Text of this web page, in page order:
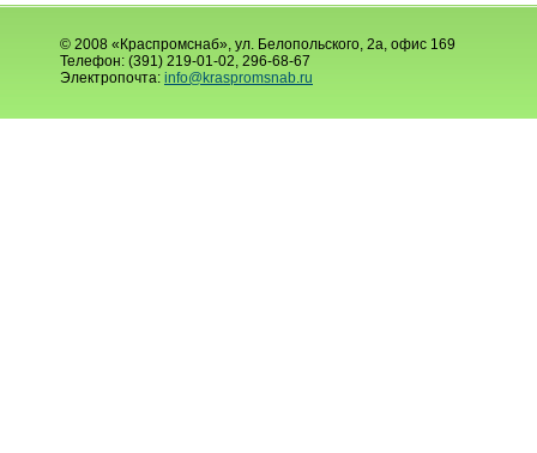
© 2008 «Краспромснаб», ул. Белопольского, 2а, офис 169
Телефон: (391) 219-01-02, 296-68-67
Электропочта: info@kraspromsnab.ru